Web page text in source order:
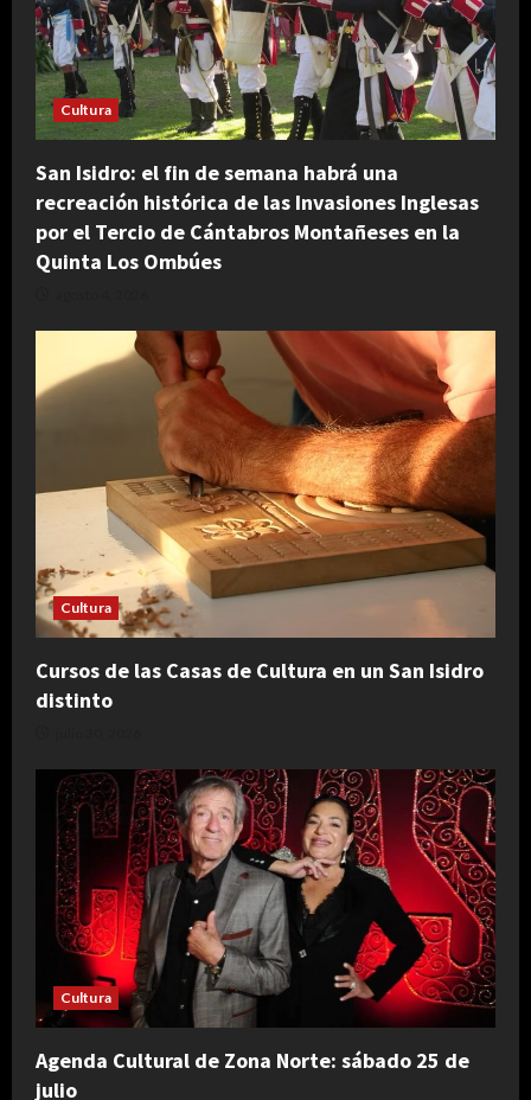
Cultura
San Isidro: el fin de semana habrá una
recreación histórica de las Invasiones Inglesas
por el Tercio de Cántabros Montañeses en la
Quinta Los Ombúes
Cultura
Cursos de las Casas de Cultura en un San Isidro
distinto
Cultura
Agenda Cultural de Zona Norte: sábado 25 de
julio